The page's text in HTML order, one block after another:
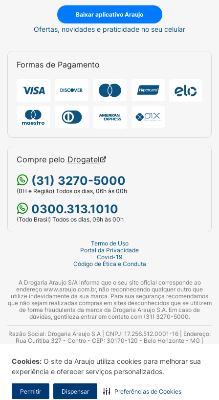
Cookies: O site da Araujo utiliza cookies para melhorar sua
experiência e oferecer serviços personalizados.
Permitir Dispensar Preferências de Cookies
Baixar aplicativo Araujo
Ofertas, novidades e praticidade no seu celular
Formas de Pagamento
Compre pelo Drogatel
(31) 3270-5000
(BH e Região) Todos os dias, 06h às 00h
0300.313.1010
(Todo Brasil) Todos os dias, 06h às 00h
Termo de Uso
Portal da Privacidade
Covid-19
Código de Ética e Conduta
A Drogaria Araujo S/A informa que o seu site oficial corresponde ao
endereço www.araujo.com.br, não reconhecendo qualquer outro que
utilize indevidamente da sua marca. Para sua segurança recomendamos
que não sejam realizadas compras em sites desconhecidos que se utilizem
de forma fraudulenta da marca da Drogaria Araujo S.A. Em caso de
dúvidas, gentileza entrar em contato com (31) 3270-5000.
Razão Social: Drogaria Araujo S.A | CNPJ: 17.256.512.0001-16 | Endereço:
Rua Curitiba 327 - Centro - CEP: 30170-120 - Belo Horizonte - MG |
Azevedo Guimarães – CRF 10.965 | Yasmin Silva Alvarenga – CRF 52.584 -
Consultor substituto: Thiago Aguiar Pinheiro - CRF Nº 13.748. Alvará
Sanitário: 2025020713 | Autorização de Funcionamento da Empresa (AFE):